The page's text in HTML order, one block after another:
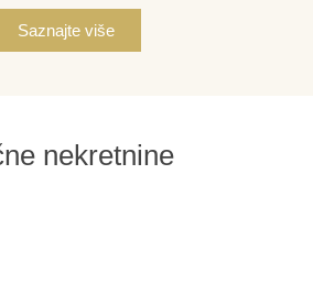
Saznajte više
nekretnine